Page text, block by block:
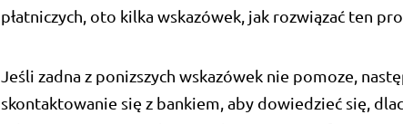
płatniczych, oto kilka wskazówek, jak rozwiązać ten
Jeśli zadna z ponizszych wskazówek nie pomoze,
skontaktowanie się z bankiem, aby dowiedzieć się,